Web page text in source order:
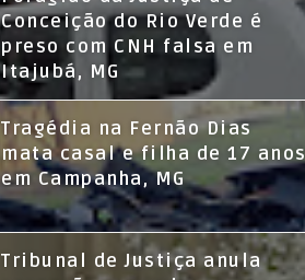
Conceição do Rio Verde é
preso com CNH falsa em
Itajubá, MG
Tragédia na Fernão Dias
mata casal e filha de 17 anos
em Campanha, MG
Tribunal de Justiça anula